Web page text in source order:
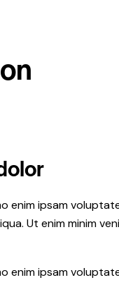
enim ipsam
Ut enim minim
enim ipsam